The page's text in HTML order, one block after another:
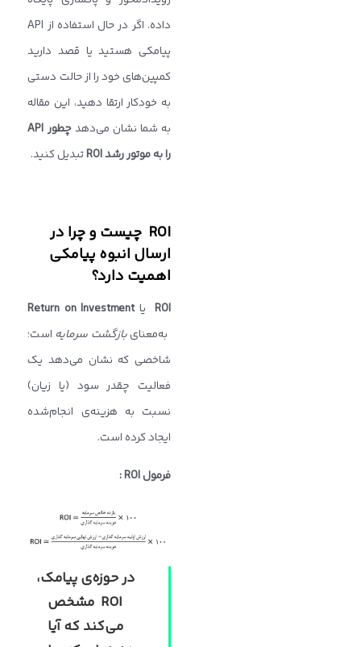
داده. اگر در حال استفاده از API
پیامکی هستید یا قصد دارید
کمپین‌های خود را از حالت دستی
به خودکار ارتقا دهید، این مقاله
به شما نشان می‌دهدچطور
را به موتور رشد
تبدیل کنید.
ROI چیست و چرا در
ارسال انبوه پیامکی
اهمیت دارد؟
ROIیا Return on Investment
به‌معنایبازگشت سرمایه است؛
شاخصی که نشان می‌دهد یک
فعالیت چقدر سود (یا زیان)
نسبت به هزینه‌ی انجام‌شده
ایجاد کرده است.
فرمولROI
:
در حوزه‌ی پیامک،
ROI مشخص
می‌کند که آیا